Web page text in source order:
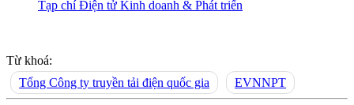
Tạp chí Điện tử Kinh doanh & Phát triển
Từ khoá:
Tổng Công ty truyền tải điện quốc gia
EVNNPT